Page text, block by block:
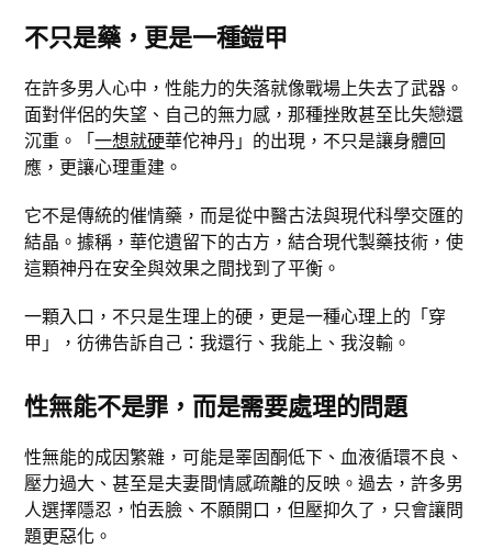
不只是藥，更是一種鎧甲
在許多男人心中，性能力的失落就像戰場上失去了武器。
面對伴侶的失望、自己的無力感，那種挫敗甚至比失戀還
沉重。「一想就硬華佗神丹」的出現，不只是讓身體回
應，更讓心理重建。
它不是傳統的催情藥，而是從中醫古法與現代科學交匯的
結晶。據稱，華佗遺留下的古方，結合現代製藥技術，使
這顆神丹在安全與效果之間找到了平衡。
一顆入口，不只是生理上的硬，更是一種心理上的「穿
甲」，彷彿告訴自己：我還行、我能上、我沒輸。
性無能不是罪，而是需要處理的問題
性無能的成因繁雜，可能是睪固酮低下、血液循環不良、
壓力過大、甚至是夫妻間情感疏離的反映。過去，許多男
人選擇隱忍，怕丟臉、不願開口，但壓抑久了，只會讓問
題更惡化。